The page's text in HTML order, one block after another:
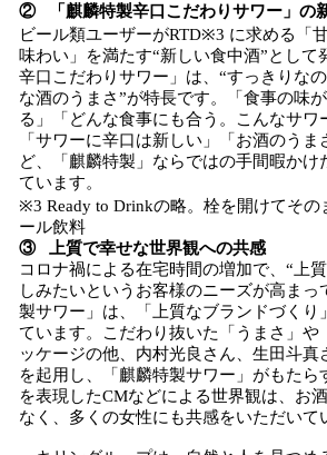
② 「麒麟特製辛口こだわりサワー」の
ビール類ユーザーがRTD※3 に求める「
味わい」を満たす“新しい食中酒”として
辛口こだわりサワー」は、“すっきりな
な酒のうまさ”が特長です。「食事の味
る」「どんな食事にも合う。こんなサワ
「サワーに辛口は新しい」「お酒のうま
ど、「麒麟特製」ならではの手間暇かけ
ています。
※3 Ready to Drinkの略。栓を開けてその
ール飲料
③ 上質で幸せな世界観への共感
コロナ禍による在宅時間の増加で、“上
しみたいというお客様のニーズが高まっ
製サワー」は、「上質なブランドづくり
ています。こだわり抜いた「うまさ」や
ッケージの他、内村光良さん、生田斗真
を起用し、「麒麟特製サワー」がもたら
を表現したCMなどによる世界観は、お
なく、多くの女性にも共感をいただいて